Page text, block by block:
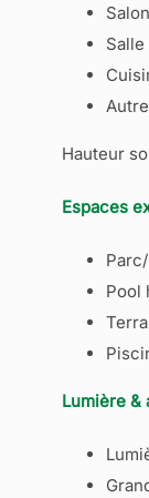
Hauteur
Espaces
Pool
Lumière &